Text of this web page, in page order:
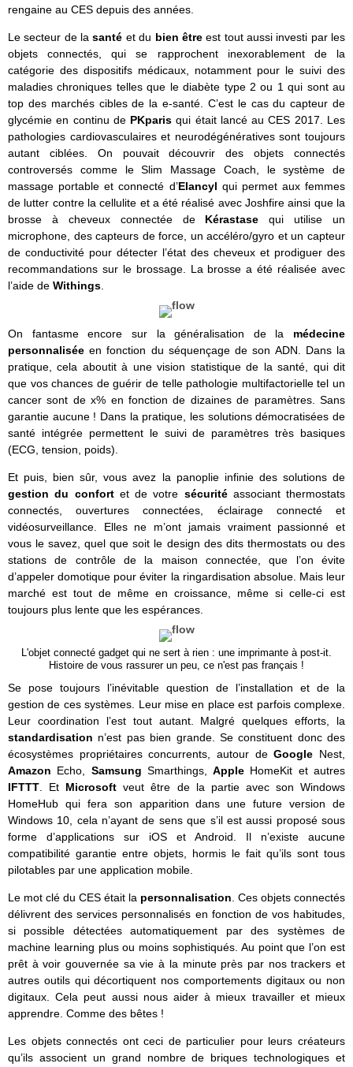
rengaine au CES depuis des années.
Le secteur de lasanté et du bien êtreest tout aussi investi par les
objets connectés, qui se rapprochent inexorablement de la
catégorie des dispositifs médicaux, notamment pour le suivi des
maladies chroniques telles que le diabète type 2 ou 1 qui sont au
top des marchés cibles de la e-santé. C’est le cas du capteur de
glycémie en continu de PKparis qui était lancé au CES 2017. Les
pathologies cardiovasculaires et neurodégénératives sont toujours
autant ciblées. On pouvait découvrir des objets connectés
controversés comme le Slim Massage Coach, le système de
massage portable et connecté d’Elancyl qui permet aux femmes
de lutter contre la cellulite et a été réalisé avec Joshfire ainsi que la
brosse à cheveux connectée de Kérastase qui utilise un
microphone, des capteurs de force, un accéléro/gyro et un capteur
de conductivité pour détecter l’état des cheveux et prodiguer des
recommandations sur le brossage. La brosse a été réalisée avec
l’aide de Withings
On fantasme encore sur la généralisation de la médecine
personnalisée en fonction du séquençage de son ADN. Dans la
pratique, cela aboutit à une vision statistique de la santé, qui dit
que vos chances de guérir de telle pathologie multifactorielle tel un
cancer sont de x% en fonction de dizaines de paramètres. Sans
garantie aucune ! Dans la pratique, les solutions démocratisées de
santé intégrée permettent le suivi de paramètres très basiques
(ECG, tension, poids).
Et puis, bien sûr, vous avez la panoplie infinie des solutions de
gestion du confortet de votre sécuritéassociant thermostats
connectés, ouvertures connectées, éclairage connecté et
vidéosurveillance. Elles ne m’ont jamais vraiment passionné et
vous le savez, quel que soit le design des dits thermostats ou des
stations de contrôle de la maison connectée, que l’on évite
d’appeler domotique pour éviter la ringardisation absolue. Mais leur
marché est tout de même en croissance, même si celle-ci est
toujours plus lente que les espérances.
L'objet connecté gadget qui ne sert à rien : une imprimante à post-it.
Histoire de vous rassurer un peu, ce n'est pas français !
Se pose toujours l’inévitable question de l’installation et de la
gestion de ces systèmes. Leur mise en place est parfois complexe.
Leur coordination l’est tout autant. Malgré quelques efforts, la
standardisation n’est pas bien grande. Se constituent donc des
écosystèmes propriétaires concurrents, autour deGoogle Nest,
Amazon Echo, Samsung Smarthings,Apple HomeKit et autres
IFTTT. Et Microsoft veut être de la partie avec son Windows
HomeHub qui fera son apparition dans une future version de
Windows 10, cela n’ayant de sens que s’il est aussi proposé sous
forme d’applications sur iOS et Android. Il n’existe aucune
compatibilité garantie entre objets, hormis le fait qu’ils sont tous
pilotables par une application mobile.
Le mot clé du CES était la personnalisation. Ces objets connectés
délivrent des services personnalisés en fonction de vos habitudes,
si possible détectées automatiquement par des systèmes de
machine learning plus ou moins sophistiqués. Au point que l’on est
prêt à voir gouvernée sa vie à la minute près par nos trackers et
autres outils qui décortiquent nos comportements digitaux ou non
digitaux. Cela peut aussi nous aider à mieux travailler et mieux
apprendre. Comme des bêtes !
Les objets connectés ont ceci de particulier pour leurs créateurs
qu’ils associent un grand nombre de briques technologiques et